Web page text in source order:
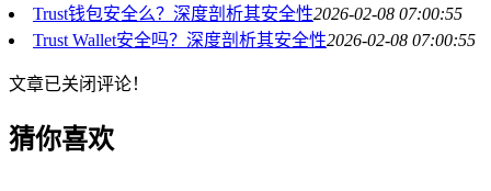
Trust钱包安全么？深度剖析其安全性2026-02-08 07:00:55
Trust Wallet安全吗？深度剖析其安全性2026-02-08 07:00:55
文章已关闭评论！
猜你喜欢